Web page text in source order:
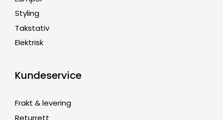
Styling
Takstativ
Elektrisk
Kundeservice
Frakt & levering
Returrett